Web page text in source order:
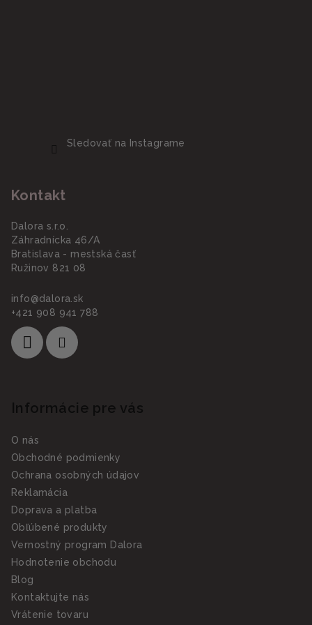
Sledovať na Instagrame
Kontakt
Dalora s.r.o.
Záhradnícka 46/A
Bratislava - mestská časť
Ružinov 821 08
info@dalora.sk
+421 908 941 788
Informácie pre vás
O nás
Obchodné podmienky
Ochrana osobných údajov
Reklamácia
Doprava a platba
Obľúbené produkty
Vernostný program Dalora
Hodnotenie obchodu
Blog
Kontaktujte nás
Vrátenie tovaru